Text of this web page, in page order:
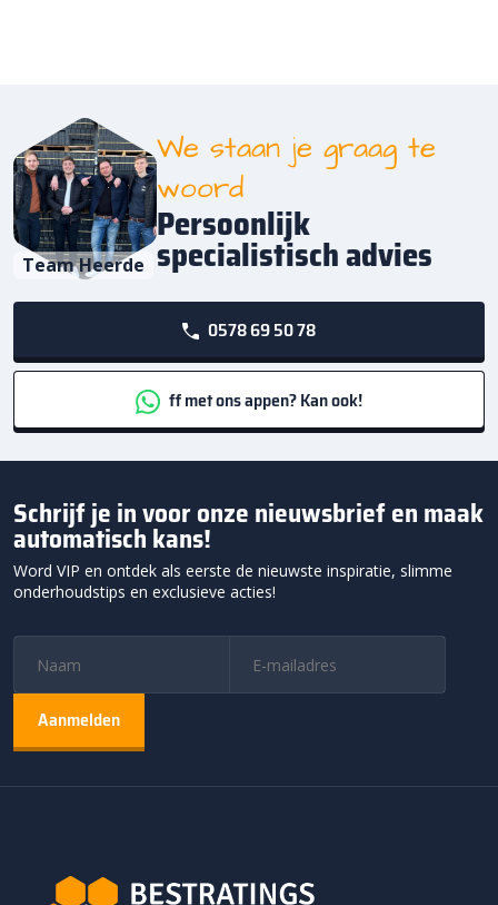
Team Heerde
We staan je graag te
woord
Persoonlijk
specialistisch advies
0578 69 50 78
ff met ons appen? Kan ook!
Schrijf je in voor onze nieuwsbrief en maak
automatisch kans!
Word VIP en ontdek als eerste de nieuwste inspiratie, slimme
onderhoudstips en exclusieve acties!